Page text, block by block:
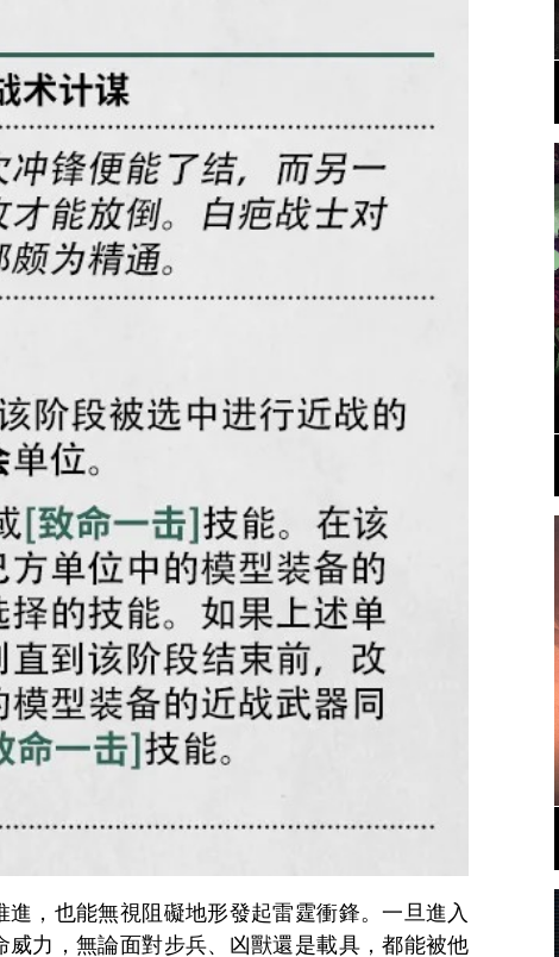
，也能無視阻礙地形發起雷霆衝鋒。一旦進入
力，無論面對步兵、凶獸還是載具，都能被他